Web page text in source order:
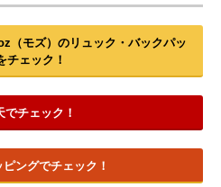
（モズ）のリュック・バックパッ
チェック！
でチェック！
ングでチェック！